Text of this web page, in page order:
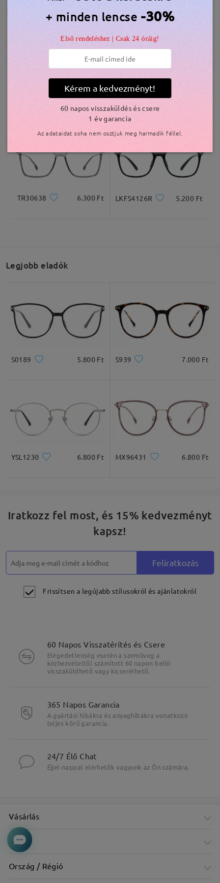
szállítási idő
5-7 munkanap részletek
Kiszállítva
Hasonló keretek
MX40171 7.000 Ft TR77610 6.000 Ft
TR30638 6.300 Ft LKFS4126R 5.200 Ft
Legjobb eladók
S0189 5.800 Ft S939 7.000 Ft
YSL1230 6.800 Ft MX96431 6.800 Ft
Iratkozz fel most, és 15% kedvezményt
kapsz!
Feliratkozás
Frissítsen a legújabb stílusokról és ajánlatokról
60 Napos Visszatérítés és Csere
Elégedetlenség esetén a szemüveg a
kézhezvételtől számított 60 napon belül
visszaküldhető vagy kicserélhető.
365 Napos Garancia
A gyártási hibákra és anyaghibákra vonatkozó
teljes körű garancia.
24/7 Élő Chat
Éjjel-nappal elérhetők vagyunk az Ön számára.
Vásárlás
Cég
Ország / Régió
+ minden lencse -30%
Első rendeléshez | Csak 24 óráig!
Kérem a kedvezményt!
60 napos visszaküldés és csere
1 év garancia
Az adataidat soha nem osztjuk meg harmadik féllel.